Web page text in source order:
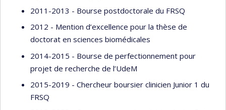
2011-2013 - Bourse postdoctorale du FRSQ
2012 - Mention d’excellence pour la thèse de
doctorat en sciences biomédicales
2014-2015 - Bourse de perfectionnement pour
projet de recherche de l’UdeM
2015-2019 - Chercheur boursier clinicien Junior 1 du
FRSQ